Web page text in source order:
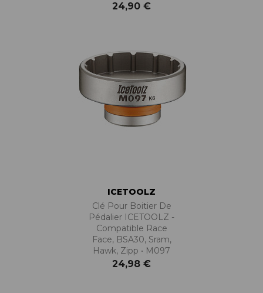
24,90 €
ICETOOLZ
Clé Pour Boitier De
Pédalier ICETOOLZ -
Compatible Race
Face, BSA30, Sram,
Hawk, Zipp • M097
24,98 €